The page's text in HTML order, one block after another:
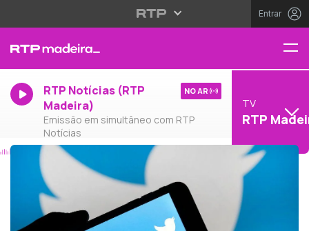
Entrar
RTP Notícias (RTP
Madeira)
Emissão em simultâneo com RTP
Notícias
NO AR
TV
RTP